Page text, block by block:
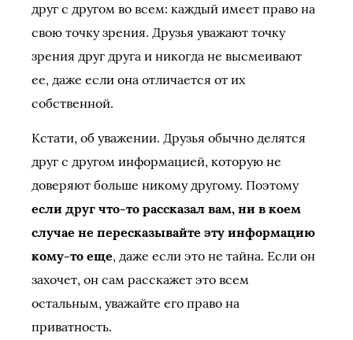
друг с другом во всем: каждый имеет право на
свою точку зрения. Друзья уважают точку
зрения друг друга и никогда не высмеивают
ее, даже если она отличается от их
собственной.
Кстати, об уважении. Друзья обычно делятся
друг с другом информацией, которую не
доверяют больше никому другому. Поэтому
если друг что-то рассказал вам, ни в коем
случае не пересказывайте эту информацию
кому-то еще, даже если это не тайна. Если он
захочет, он сам расскажет это всем
остальным, уважайте его право на
приватность.